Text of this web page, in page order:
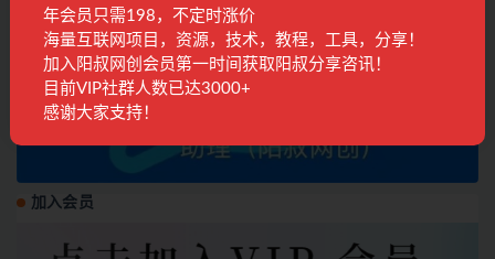
加入会员
年会员只需198，不定时涨价
海量互联网项目，资源，技术，教程，工具，分享！
加入阳叔网创会员第一时间获取阳叔分享咨讯！
目前VIP社群人数已达3000+
感谢大家支持！